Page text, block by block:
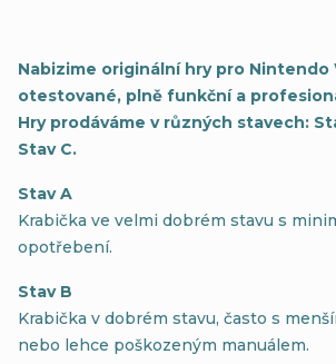
Nabizime originální hry pro Nintendo
otestované, plně funkční a
Hry prodáváme v různých stavech:
Stav C.
Stav A
Krabička ve velmi dobrém stavu s
opotřebení.
Stav B
Krabička v dobrém stavu, často s
nebo lehce poškozeným manuálem.